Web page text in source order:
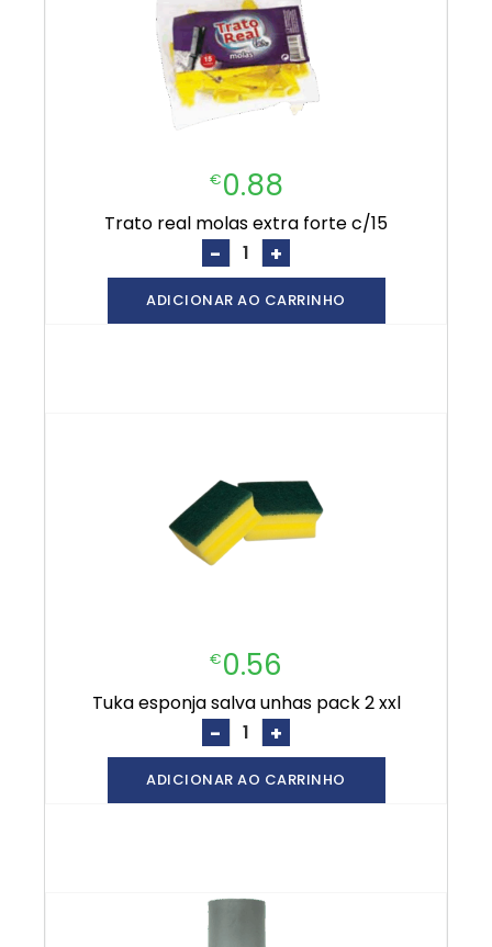
€0.88
trato real molas extra forte c/15
- +
ADICIONAR AO CARRINHO
€0.56
tuka esponja salva unhas pack 2 xxl
- +
ADICIONAR AO CARRINHO